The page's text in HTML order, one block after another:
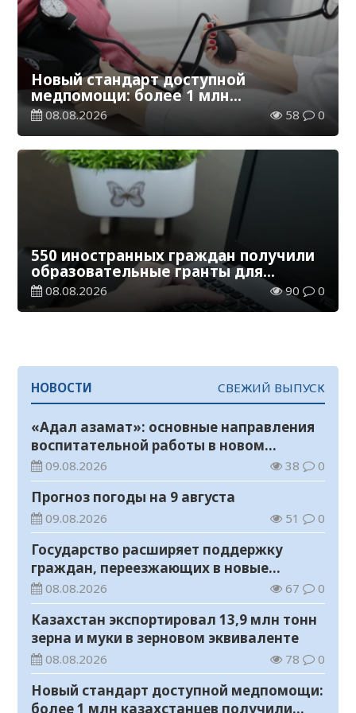
Новый стандарт доступной
медпомощи: более 1 млн
казахстанцев получили
телемедицинские услуги
08.08.2026 58 0
550 иностранных граждан получили
образовательные гранты для
обучения в Казахстане
08.08.2026 90 0
НОВОСТИ СВЕЖИЙ ВЫПУСК
«Адал азамат»: основные направления
воспитательной работы в новом
учебном году
09.08.2026 38 0
Прогноз погоды на 9 августа
09.08.2026 51 0
Государство расширяет поддержку
граждан, переезжающих в новые
регионы для работы
08.08.2026 67 0
Казахстан экспортировал 13,9 млн тонн
зерна и муки в зерновом эквиваленте
08.08.2026 78 0
Новый стандарт доступной медпомощи:
более 1 млн казахстанцев получили